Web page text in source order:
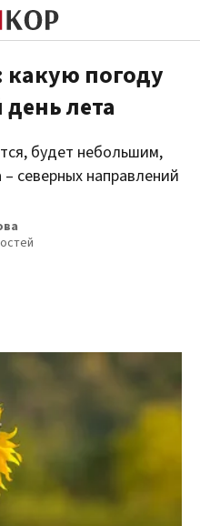
какую погоду
лета
будет небольшим,
северных направлений